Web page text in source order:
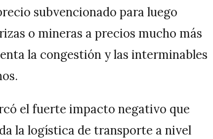
subvencionado para luego
o mineras a precios mucho más
la congestión y las interminables
el fuerte impacto negativo que
la logística de transporte a nivel